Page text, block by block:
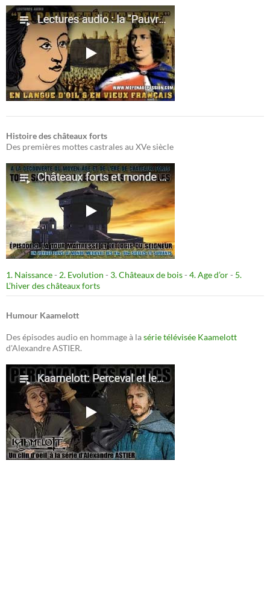
Histoire des châteaux forts
Des premières mottes castrales au XVe siècle
1. Naissance- 2. Evolution - 3. Châteaux de bois- 4. Age d’or- 5.
L’hiver des châteaux forts
Humour Kaamelott
Des épisodes audio en hommage à lasérie télévisée Kaamelott
d'Alexandre ASTIER.